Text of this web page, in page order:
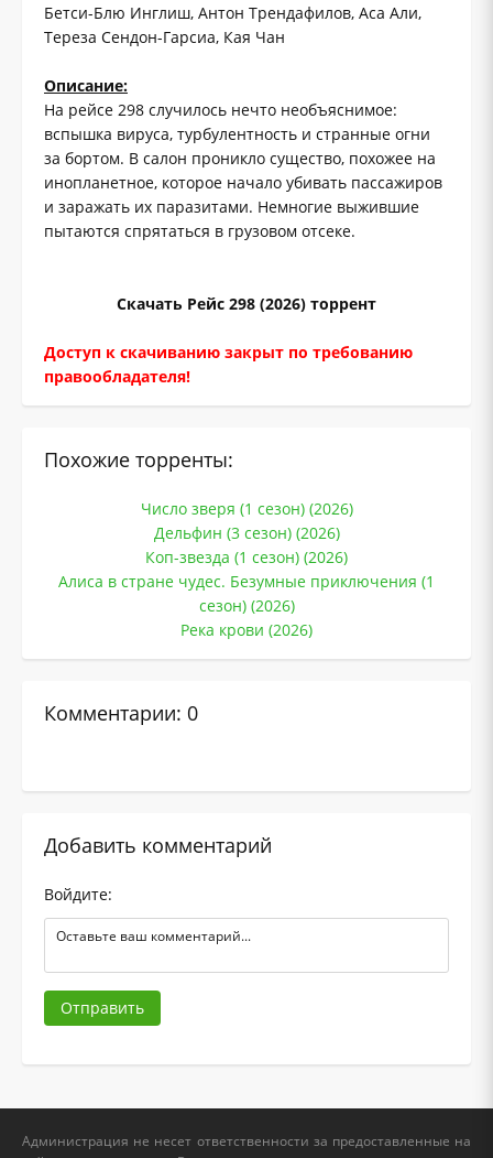
Бетси-Блю Инглиш, Антон Трендафилов, Аса Али,
Тереза ​​Сендон-Гарсиа, Кая Чан
Описание:
На рейсе 298 случилось нечто необъяснимое:
вспышка вируса, турбулентность и странные огни
за бортом. В салон проникло существо, похожее на
инопланетное, которое начало убивать пассажиров
и заражать их паразитами. Немногие выжившие
пытаются спрятаться в грузовом отсеке.
Скачать Рейс 298 (2026) торрент
Доступ к скачиванию закрыт по требованию
правообладателя!
Похожие торренты:
Число зверя (1 сезон) (2026)
Дельфин (3 сезон) (2026)
Коп-звезда (1 сезон) (2026)
Алиса в стране чудес. Безумные приключения (1
сезон) (2026)
Река крови (2026)
Комментарии: 0
Добавить комментарий
Войдите:
Отправить
Администрация не несет ответственности за предоставленные на